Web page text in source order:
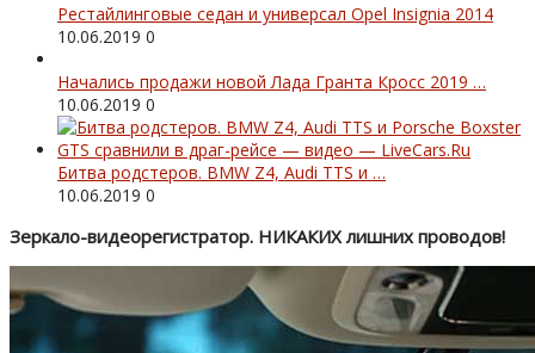
Рестайлинговые седан и универсал Opel Insignia 2014
10.06.2019 0
Начались продажи новой Лада Гранта Кросс 2019 …
10.06.2019 0
Битва родстеров. BMW Z4, Audi TTS и …
10.06.2019 0
Зеркало-видеорегистратор. НИКАКИХ лишних проводов!